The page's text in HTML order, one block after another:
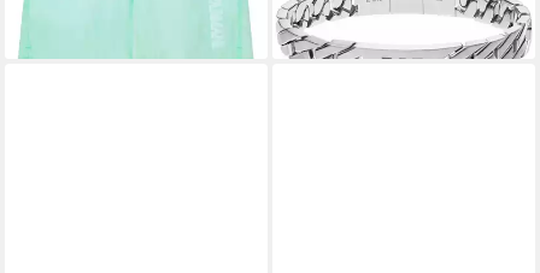
ab 139,99 €
lieferbar - in 1-2 Werktagen bei dir